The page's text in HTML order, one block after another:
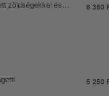
zöldségekkel és
6 350
5 250